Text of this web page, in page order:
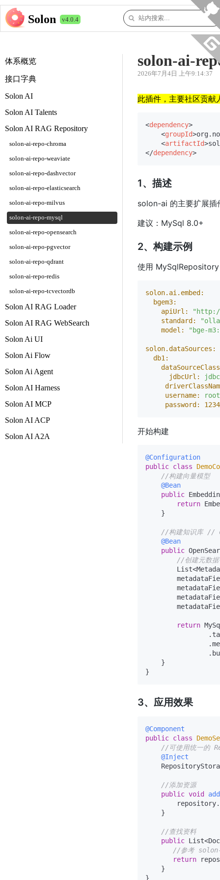
Solon v4.0.4
体系概览
接口字典
Solon AI
Solon AI Talents
Solon AI RAG Repository
solon-ai-repo-chroma
solon-ai-repo-weaviate
solon-ai-repo-dashvector
solon-ai-repo-elasticsearch
solon-ai-repo-milvus
solon-ai-repo-mysql
solon-ai-repo-opensearch
solon-ai-repo-pgvector
solon-ai-repo-qdrant
solon-ai-repo-redis
solon-ai-repo-tcvectordb
Solon AI RAG Loader
Solon AI RAG WebSearch
Solon Ai UI
Solon Ai Flow
Solon Ai Agent
Solon AI Harness
Solon AI MCP
Solon AI ACP
Solon AI A2A
solon-ai-
2026年7月4日 上午9:14:37
此插件，主要社区贡献
<dependency>
<groupId>
<artifactId>
</dependency>
1、描述
solon-ai 的主要扩展
建议：MySql 8.0+
2、构建示例
使用 MySqlRepository
solon.ai.embed:
bgem3:
apiUrl:
"http://
standard:
model:
"bge-
solon.dataSources:
db1:
jdbcUrl:
username:
root
password:
开始构建
@Configuration
public class
//构建向量模型
@Bean
public
return
    }
//构建知识库 //
@Bean
public
//创建元数据
return
    }
3、应用效果
@Component
public class
//可使用统一的
@Inject
//添加资源
public void
    }
//查找资料
public
//参考
return
    }